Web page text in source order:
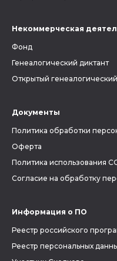
Некоммерческая
Фонд
Генеалогический диктант
Открытый
Документы
Политика обработки
Оферта
Политика использования
Согласие на обработку
Информация о ПО
Реестр российского
Реестр персональных